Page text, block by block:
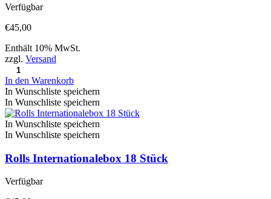
Verfügbar
€45,00
Enthält 10% MwSt.
zzgl. Versand
In den Warenkorb
In Wunschliste speichern
In Wunschliste speichern
In Wunschliste speichern
In Wunschliste speichern
Rolls Internationalebox 18 Stück
Verfügbar